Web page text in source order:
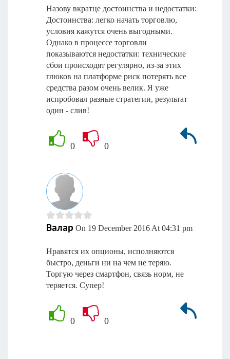
Назову вкратце достоинства и недостатки:
Достоинства: легко начать торговлю,
условия кажутся очень выгодными.
Однако в процессе торговли
показываются недостатки: технические
сбои происходят регулярно, из-за этих
глюков на платформе риск потерять все
средства разом очень велик. Я уже
испробовал разные стратегии, результат
один - слив!
0 0
Валар On 19 December 2016 At 04:31 pm
Нравятся их опционы, исполняются
быстро, деньги ни на чем не теряю.
Торгую через смартфон, связь норм, не
теряется. Супер!
0 0